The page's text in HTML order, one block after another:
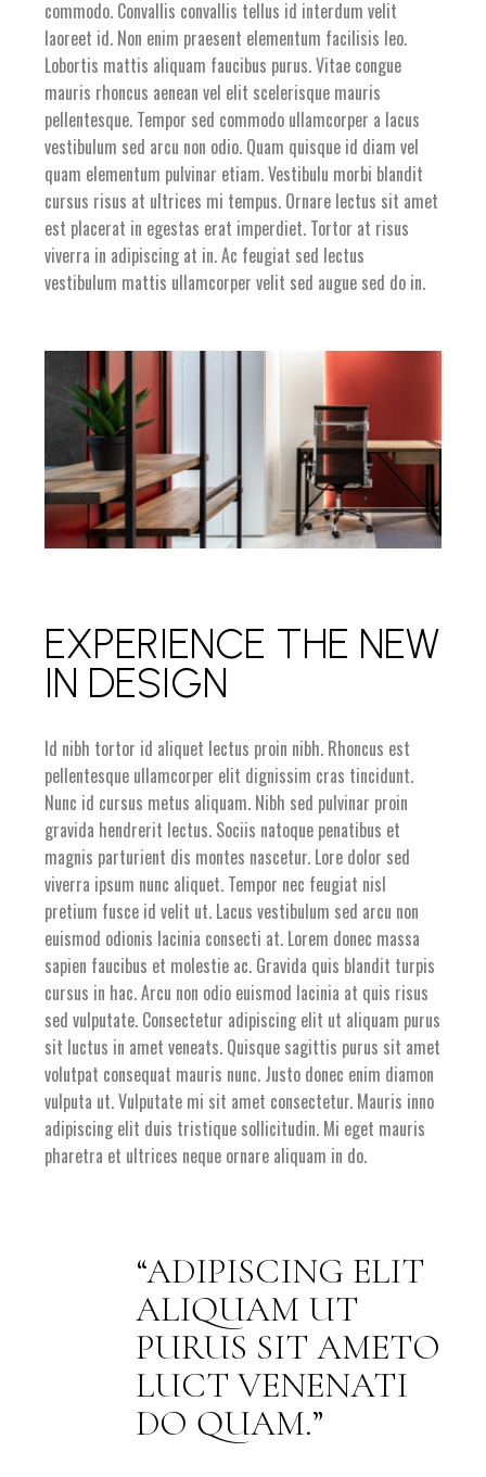
commodo. Convallis convallis tellus id interdum velit
laoreet id. Non enim praesent elementum facilisis leo.
Lobortis mattis aliquam faucibus purus. Vitae congue
mauris rhoncus aenean vel elit scelerisque mauris
pellentesque. Tempor sed commodo ullamcorper a lacus
vestibulum sed arcu non odio. Quam quisque id diam vel
quam elementum pulvinar etiam. Vestibulu morbi blandit
cursus risus at ultrices mi tempus. Ornare lectus sit amet
est placerat in egestas erat imperdiet. Tortor at risus
viverra in adipiscing at in. Ac feugiat sed lectus
vestibulum mattis ullamcorper velit sed augue sed do in.
EXPERIENCE THE NEW
IN DESIGN
Id nibh tortor id aliquet lectus proin nibh. Rhoncus est
pellentesque ullamcorper elit dignissim cras tincidunt.
Nunc id cursus metus aliquam. Nibh sed pulvinar proin
gravida hendrerit lectus. Sociis natoque penatibus et
magnis parturient dis montes nascetur. Lore dolor sed
viverra ipsum nunc aliquet. Tempor nec feugiat nisl
pretium fusce id velit ut. Lacus vestibulum sed arcu non
euismod odionis lacinia consecti at. Lorem donec massa
sapien faucibus et molestie ac. Gravida quis blandit turpis
cursus in hac. Arcu non odio euismod lacinia at quis risus
sed vulputate. Consectetur adipiscing elit ut aliquam purus
sit luctus in amet veneats. Quisque sagittis purus sit amet
volutpat consequat mauris nunc. Justo donec enim diamon
vulputa ut. Vulputate mi sit amet consectetur. Mauris inno
adipiscing elit duis tristique sollicitudin. Mi eget mauris
pharetra et ultrices neque ornare aliquam in do.
ADIPISCING ELIT
ALIQUAM UT
PURUS SIT AMETO
LUCT VENENATI
DO QUAM.